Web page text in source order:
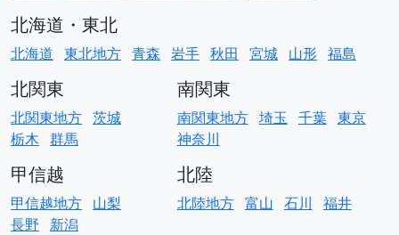
北海道・東北
北海道 東北地方 青森 岩手 秋田 宮城 山形 福島
北関東
北関東地方 茨城
栃木 群馬
南関東
南関東地方 埼玉 千葉 東京
神奈川
甲信越
甲信越地方 山梨
長野
新潟
北陸
北陸地方 富山 石川 福井